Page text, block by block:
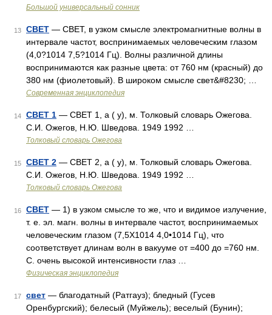
Большой универсальный сонник
13 СВЕТ — СВЕТ, в узком смысле электромагнитные волны в
интервале частот, воспринимаемых человеческим глазом
(4,0?1014 7,5?1014 Гц). Волны различной длины
воспринимаются как разные цвета: от 760 нм (красный) до
380 нм (фиолетовый). В широком смысле свет&#8230; …
Современная энциклопедия
14 СВЕТ 1 — СВЕТ 1, а ( у), м. Толковый словарь Ожегова.
С.И. Ожегов, Н.Ю. Шведова. 1949 1992 …
Толковый словарь Ожегова
15 СВЕТ 2 — СВЕТ 2, а ( у), м. Толковый словарь Ожегова.
С.И. Ожегов, Н.Ю. Шведова. 1949 1992 …
Толковый словарь Ожегова
16 СВЕТ — 1) в узком смысле то же, что и видимое излучение,
т. е. эл. магн. волны в интервале частот, воспринимаемых
человеческим глазом (7,5X1014 4,0•1014 Гц), что
соответствует длинам волн в вакууме от =400 до =760 нм.
С. очень высокой интенсивности глаз …
Физическая энциклопедия
17 свет — благодатный (Ратгауз); бледный (Гусев
Оренбургский); белесый (Муйжель); веселый (Бунин);